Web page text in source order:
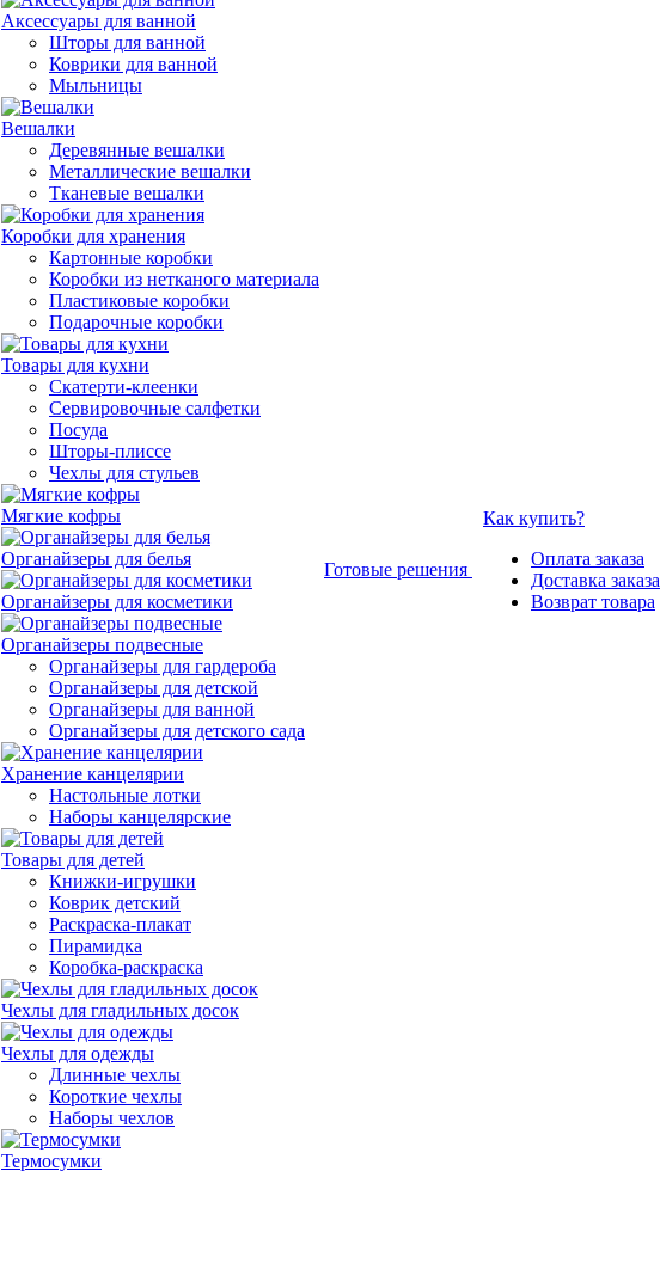
Аксессуары для ванной
Шторы для ванной
Коврики для ванной
Мыльницы
Вешалки
Деревянные вешалки
Металлические вешалки
Тканевые вешалки
Коробки для хранения
Картонные коробки
Коробки из нетканого материала
Пластиковые коробки
Подарочные коробки
Товары для кухни
Скатерти-клеенки
Сервировочные салфетки
Посуда
Шторы-плиссе
Чехлы для стульев
Мягкие кофры
Органайзеры для белья
Органайзеры для косметики
Органайзеры подвесные
Органайзеры для гардероба
Органайзеры для детской
Органайзеры для ванной
Органайзеры для детского сада
Хранение канцелярии
Настольные лотки
Наборы канцелярские
Товары для детей
Книжки-игрушки
Коврик детский
Раскраска-плакат
Пирамидка
Коробка-раскраска
Чехлы для гладильных досок
Чехлы для одежды
Длинные чехлы
Короткие чехлы
Наборы чехлов
Термосумки
Готовые решения
Как купить?
Оплата заказа
Доставка заказа
Возврат товара